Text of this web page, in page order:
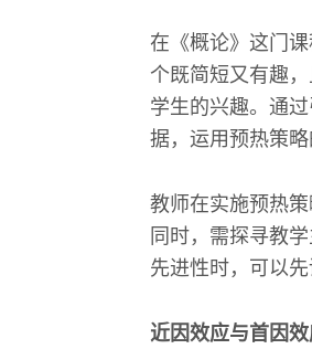
在《概论》这门
个既简短又有趣
学生的兴趣。通
据，运用预热策
教师在实施预热
同时，需探寻教
先进性时，可以
近因效应与首因效